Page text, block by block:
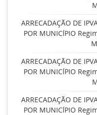
ARRECADAÇÃO DE
POR MUNICÍPIO
ARRECADAÇÃO DE
POR MUNICÍPIO
ARRECADAÇÃO DE
POR MUNICÍPIO